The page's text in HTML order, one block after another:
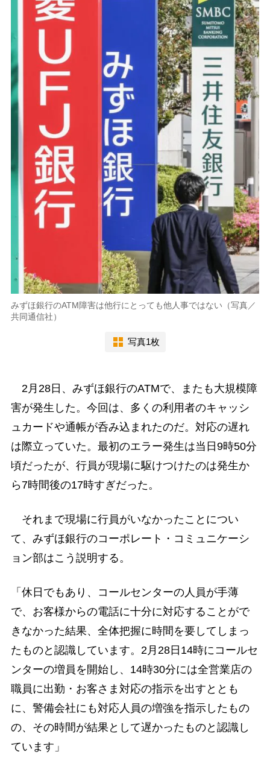
みずほ銀行のATM障害は他行にとっても他人事ではない（写真／
共同通信社）
写真1枚
2月28日、みずほ銀行のATMで、またも大規模障
害が発生した。今回は、多くの利用者のキャッシ
ュカードや通帳が呑み込まれたのだ。対応の遅れ
は際立っていた。最初のエラー発生は当日9時50分
頃だったが、行員が現場に駆けつけたのは発生か
ら7時間後の17時すぎだった。
それまで現場に行員がいなかったことについ
て、みずほ銀行のコーポレート・コミュニケーシ
ョン部はこう説明する。
「休日でもあり、コールセンターの人員が手薄
で、お客様からの電話に十分に対応することがで
きなかった結果、全体把握に時間を要してしまっ
たものと認識しています。2月28日14時にコールセ
ンターの増員を開始し、14時30分には全営業店の
職員に出勤・お客さま対応の指示を出すととも
に、警備会社にも対応人員の増強を指示したもの
の、その時間が結果として遅かったものと認識し
ています」